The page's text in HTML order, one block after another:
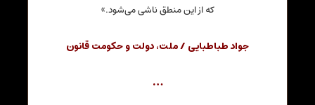
که از این منطق ناشی می‌شود.»
جواد طباطبایی / ملت، دولت و حکومت قانون
…